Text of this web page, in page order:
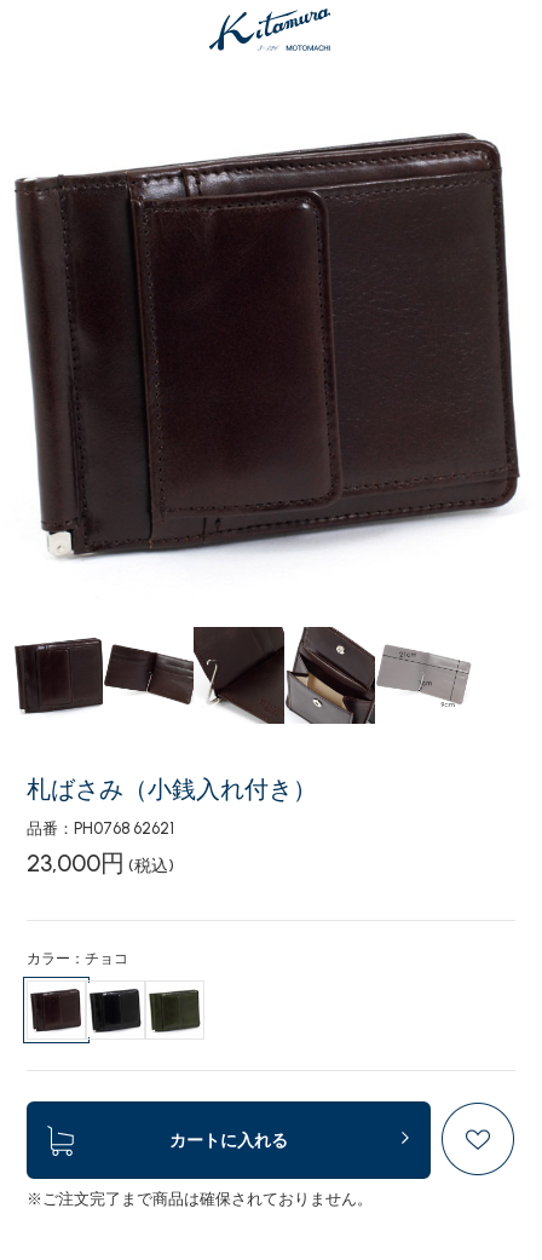
札ばさみ（小銭入れ付き）
品番：PH0768 62621
23,000円 (税込)
カラー：チョコ
カートに入れる
※ご注文完了まで商品は確保されておりません。